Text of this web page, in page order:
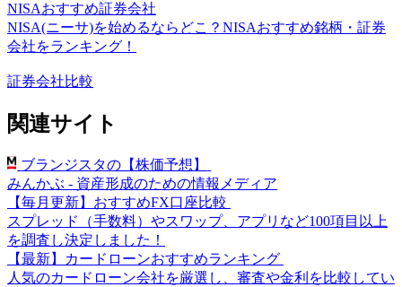
NISAおすすめ証券会社
NISA(ニーサ)を始めるならどこ？NISAおすすめ銘柄・証券
会社をランキング！
証券会社比較
関連サイト
ブランジスタの【株価予想】
みんかぶ - 資産形成のための情報メディア
【毎月更新】おすすめFX口座比較
スプレッド（手数料）やスワップ、アプリなど100項目以上
を調査し決定しました！
【最新】カードローンおすすめランキング
人気のカードローン会社を厳選し、審査や金利を比較してい